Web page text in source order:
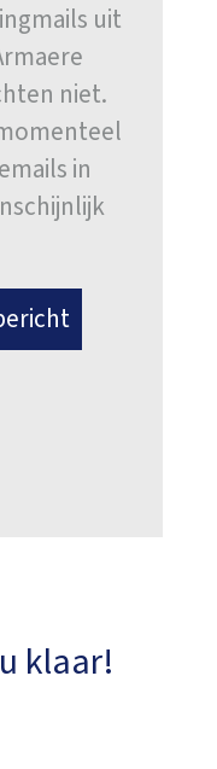
uit
niet.
in
klaar!